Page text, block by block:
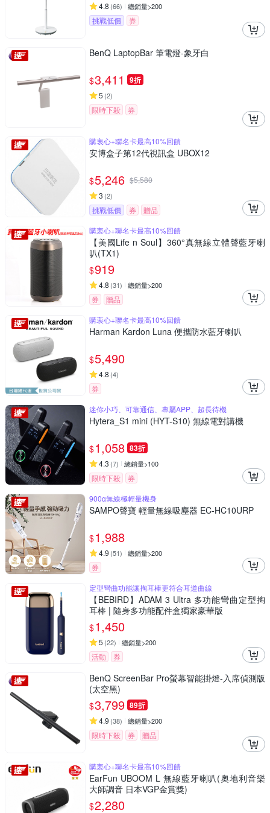
4.8 (66) 總銷量>200
挑戰低價 券
BenQ LaptopBar 筆電燈-象牙白
$3,411 9折
5 (2)
限時下殺 券
購衷心+聯名卡最高10%回饋
安博盒子第12代視訊盒 UBOX12
$5,246 $5,580
3 (2)
挑戰低價 券
贈品
購衷心+聯名卡最高10%回饋
【美國Life n Soul】360°真無線立體聲藍牙喇
叭(TX1)
$919
4.8 (31) 總銷量>200
券
贈品
購衷心+聯名卡最高10%回饋
Harman Kardon Luna 便攜防水藍牙喇叭
$5,490
4.8 (4)
券
迷你小巧、可靠通信、專屬APP、超長待機
Hytera_S1 mini (HYT-S10) 無線電對講機
$1,058 83折
4.3 (7) 總銷量>100
限時下殺
券
900g無線極輕量機身
SAMPO聲寶 輕量無線吸塵器 EC-HC10URP
$1,988
4.9 (51) 總銷量>200
券
定型彎曲功能讓掏耳棒更符合耳道曲線
【BEBIRD】ADAM 3 Ultra 多功能彎曲定型掏
耳棒 | 隨身多功能配件盒獨家豪華版
$1,450
5 (22) 總銷量>200
活動 券
BenQ ScreenBar Pro螢幕智能掛燈-入席偵測版
(太空黑)
$3,799 89折
4.9 (38) 總銷量>200
限時下殺 券 贈品
購衷心+聯名卡最高10%回饋
EarFun UBOOM L 無線藍牙喇叭(奧地利音樂
大師調音 日本VGP金賞獎)
$2,280